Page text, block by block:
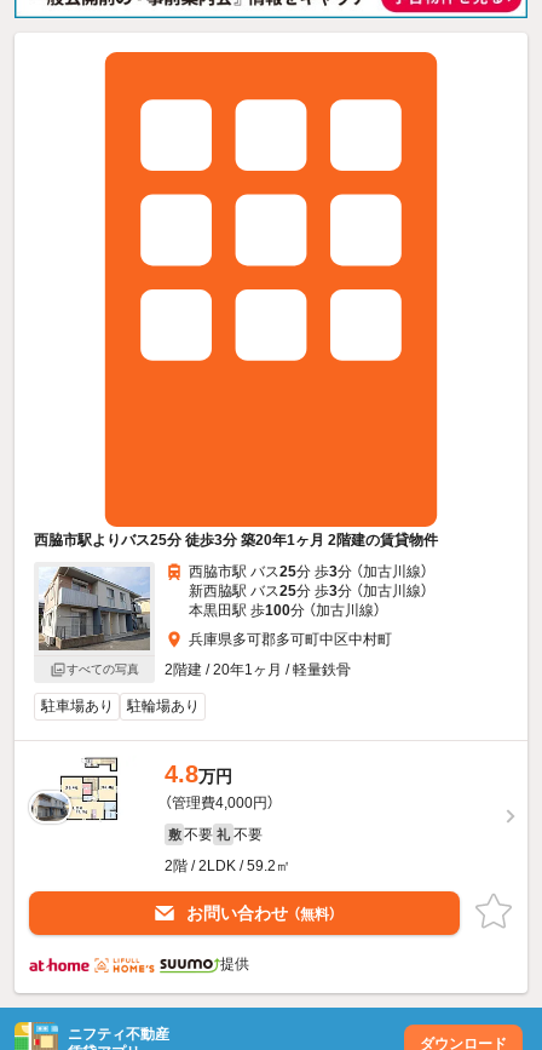
西脇市駅よりバス25分 徒歩3分 築20年1ヶ月 2階建の賃貸物件
すべての写真
西脇市駅 バス25分 歩3分 （加古川線）
新西脇駅 バス25分 歩3分 （加古川線）
本黒田駅 歩100分 （加古川線）
兵庫県多可郡多可町中区中村町
2階建 / 20年1ヶ月 / 軽量鉄骨
駐車場あり 駐輪場あり
4.8万円
（管理費4,000円）
敷 不要 礼 不要
2階 / 2LDK / 59.2㎡
お問い合わせ （無料）
提供
ニフティ不動産
ダウンロード